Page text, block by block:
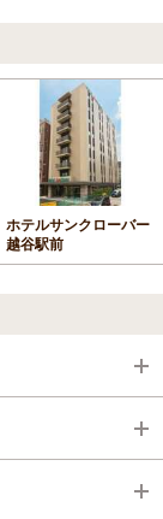
ホテルサンクローバー
越谷駅前